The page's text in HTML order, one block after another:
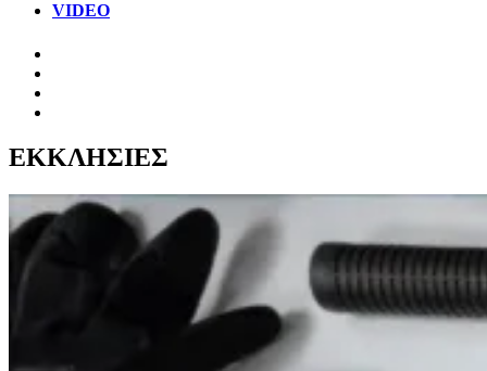
VIDEO
ΕΚΚΛΗΣΙΕΣ